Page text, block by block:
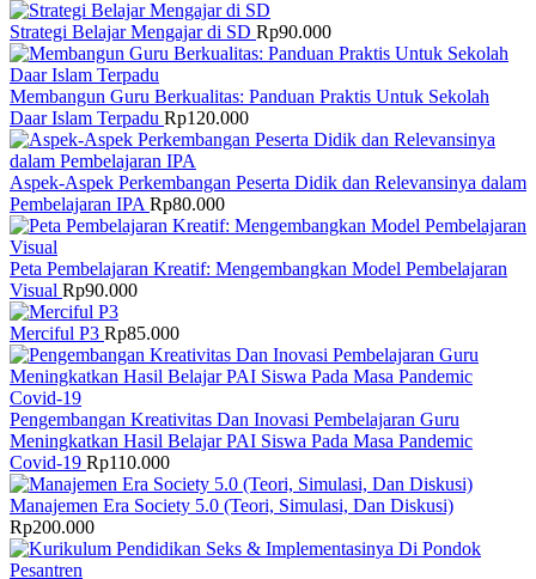
Strategi Belajar Mengajar di SD Rp90.000
Membangun Guru Berkualitas: Panduan Praktis Untuk Sekolah
Daar Islam Terpadu Rp120.000
Aspek-Aspek Perkembangan Peserta Didik dan Relevansinya dalam
Pembelajaran IPA Rp80.000
Peta Pembelajaran Kreatif: Mengembangkan Model Pembelajaran
Visual Rp90.000
Merciful P3 Rp85.000
Pengembangan Kreativitas Dan Inovasi Pembelajaran Guru
Meningkatkan Hasil Belajar PAI Siswa Pada Masa Pandemic
Covid-19 Rp110.000
Manajemen Era Society 5.0 (Teori, Simulasi, Dan Diskusi)
Rp200.000